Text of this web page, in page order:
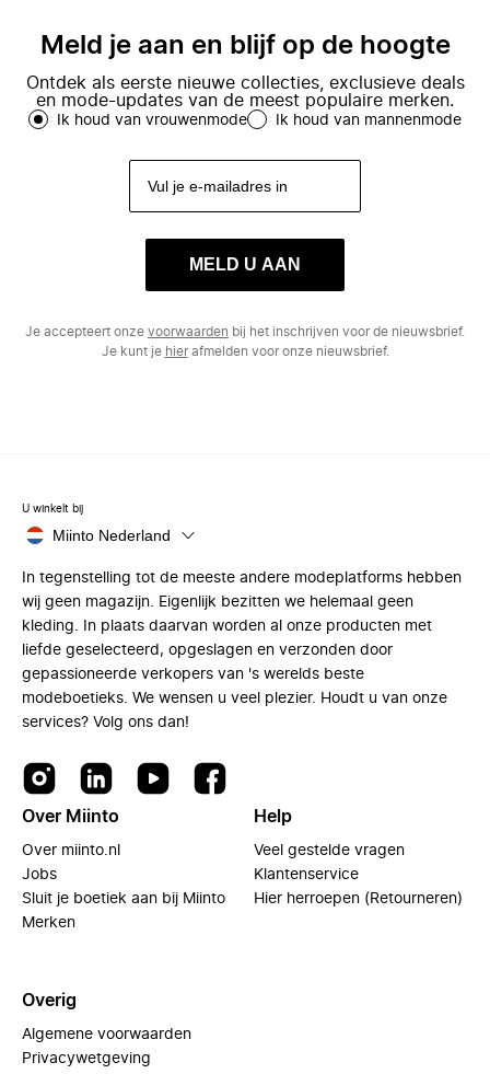
Meld je aan en blijf op de hoogte
Ontdek als eerste nieuwe collecties, exclusieve deals
en mode-updates van de meest populaire merken.
Ik houd van vrouwenmode Ik houd van mannenmode
MELD U AAN
Je accepteert onze voorwaarden bij het inschrijven voor de nieuwsbrief.
Je kunt je hierafmelden voor onze nieuwsbrief.
U winkelt bij
Miinto Nederland
In tegenstelling tot de meeste andere modeplatforms hebben
wij geen magazijn. Eigenlijk bezitten we helemaal geen
kleding. In plaats daarvan worden al onze producten met
liefde geselecteerd, opgeslagen en verzonden door
gepassioneerde verkopers van 's werelds beste
modeboetieks. We wensen u veel plezier. Houdt u van onze
services? Volg ons dan!
Over Miinto
Over miinto.nl
Jobs
Sluit je boetiek aan bij Miinto
Merken
Help
Veel gestelde vragen
Klantenservice
Hier herroepen (Retourneren)
Overig
Algemene voorwaarden
Privacywetgeving